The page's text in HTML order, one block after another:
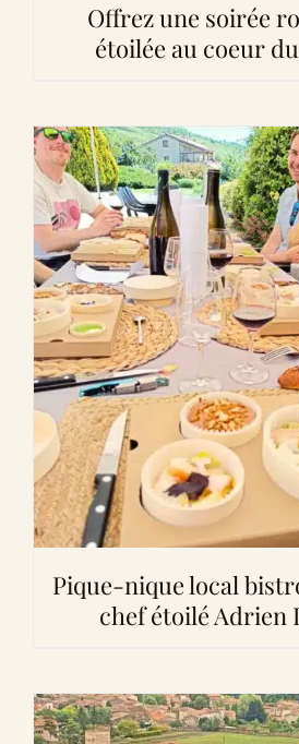
Offrez une soirée
étoilée au coeur
Pique-nique local
chef étoilé Adrien